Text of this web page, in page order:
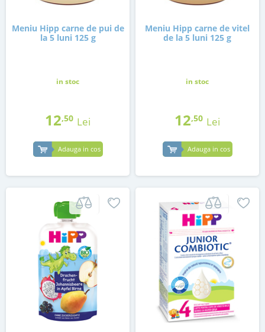
Meniu Hipp carne de pui de
la 5 luni 125 g
in stoc
12,50 Lei
Adauga in cos
Meniu Hipp carne de vitel
de la 5 luni 125 g
in stoc
12,50 Lei
Adauga in cos